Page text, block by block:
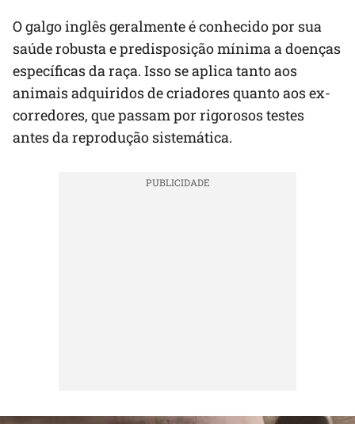
O galgo inglês geralmente é conhecido por sua
saúde robusta e predisposição mínima a doenças
específicas da raça. Isso se aplica tanto aos
animais adquiridos de criadores quanto aos ex-
corredores, que passam por rigorosos testes
antes da reprodução sistemática.